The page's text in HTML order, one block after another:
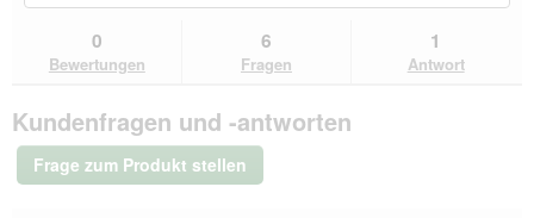
Dialogfeld
geöffnet.
VidaXL
rosa
S
und
durchsuchen
0
Bewertungen
6
Fragen
1
Antwort
Kundenfragen und -antworten
Frage zum Produkt stellen